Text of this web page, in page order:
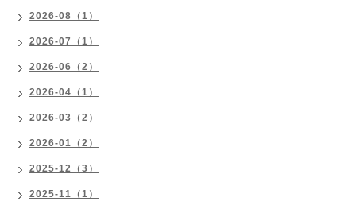
2026-08（1）
2026-07（1）
2026-06（2）
2026-04（1）
2026-03（2）
2026-01（2）
2025-12（3）
2025-11（1）